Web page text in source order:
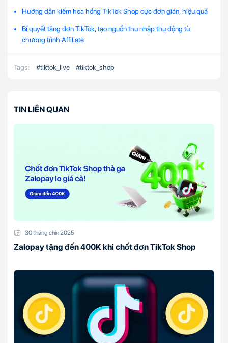
Hướng dẫn kiếm hoa hồng TikTok Shop cực đơn giản, hiệu quả
Bí quyết tăng đơn TikTok, tạo nguồn thu nhập thụ động từ
chương trình Affiliate
Tags: #tiktok_live #tiktok_shop
TIN LIÊN QUAN
30 tháng chín 2025
Zalopay tặng đến 400K khi chốt đơn TikTok Shop